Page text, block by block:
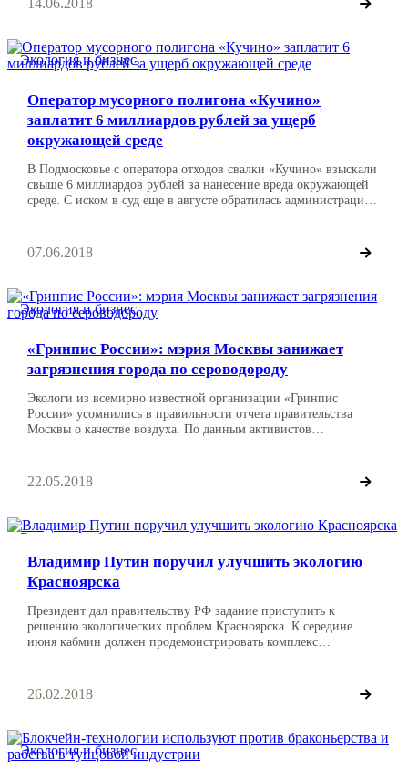
обвинения и выплатить эту сумму смогут повлиять […]
Экология и бизнес
Оператор мусорного полигона «Кучино»
заплатит 6 миллиардов рублей за ущерб
окружающей среде
В Подмосковье с оператора отходов свалки «Кучино» взыскали
свыше 6 миллиардов рублей за нанесение вреда окружающей
среде. С иском в суд еще в августе обратилась администрация
линии» президента Владимира Путина. После жалоб жителей
на ухудшение экологии вокруг полигона […]
07.06.2018
Экология и бизнес
«Гринпис России»: мэрия Москвы занижает
загрязнения города по сероводороду
Экологи из всемирно известной организации «Гринпис
России» усомнились в правильности отчета правительства
Москвы о качестве воздуха. По данным активистов
было сделано, чтобы показатель загазованности сероводородом
был как можно ниже. Власти сравнивали фактическую
22.05.2018
Экология и бизнес
Владимир Путин поручил улучшить экологию
Красноярска
Президент дал правительству РФ задание приступить к
решению экологических проблем Красноярска. К середине
июня кабмин должен продемонстрировать комплекс
только федеральное правительство, но и региональные власти
вместе с другими структурами. Приоритетной задачей ставится
несколько […]
26.02.2018
Экология и бизнес